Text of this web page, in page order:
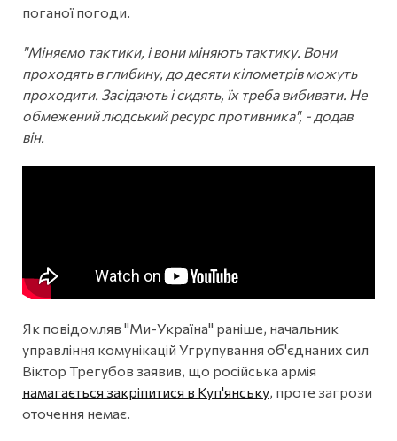
поганої погоди.
"Міняємо тактики, і вони міняють тактику. Вони
проходять в глибину, до десяти кілометрів можуть
проходити. Засідають і сидять, їх треба вибивати. Не
обмежений людський ресурс противника", - додав
він.
Як повідомляв "Ми-Україна" раніше, начальник
управління комунікацій Угрупування об'єднаних сил
Віктор Трегубов заявив, що російська армія
намагається закріпитися в Куп'янську, проте загрози
оточення немає.